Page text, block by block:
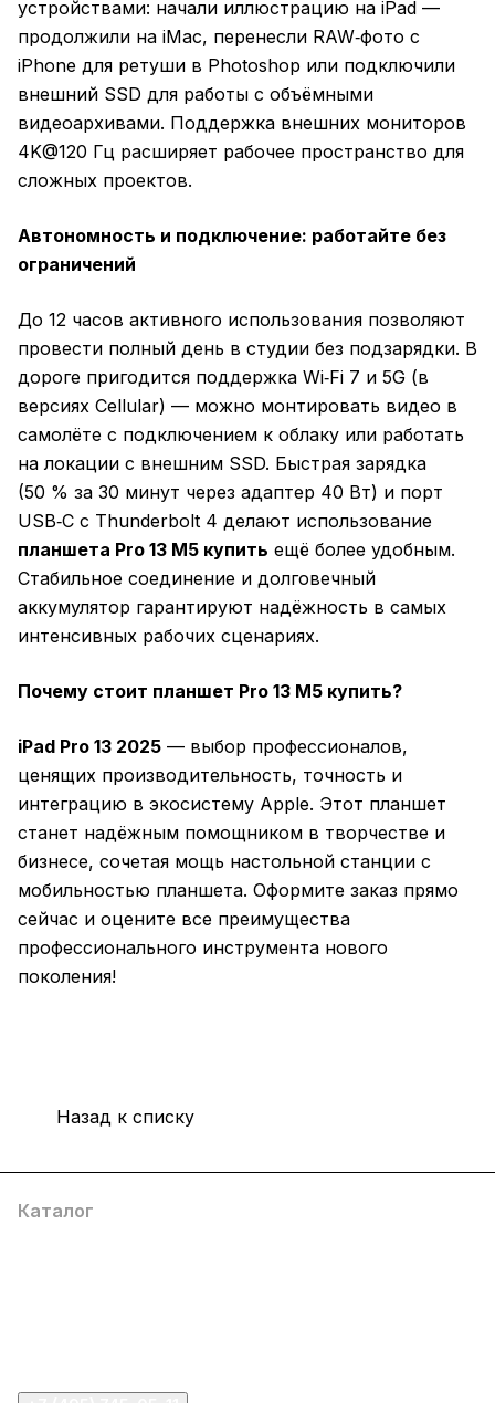
устройствами: начали иллюстрацию на iPad —
продолжили на iMac, перенесли RAW‑фото с
iPhone для ретуши в Photoshop или подключили
внешний SSD для работы с объёмными
видеоархивами. Поддержка внешних мониторов
4K@120 Гц расширяет рабочее пространство для
сложных проектов.
Автономность и подключение: работайте без
ограничений
До 12 часов активного использования позволяют
провести полный день в студии без подзарядки. В
дороге пригодится поддержка Wi‑Fi 7 и 5G (в
версиях Cellular) — можно монтировать видео в
самолёте с подключением к облаку или работать
на локации с внешним SSD. Быстрая зарядка
(50 % за 30 минут через адаптер 40 Вт) и порт
USB‑C с Thunderbolt 4 делают использование
планшета Pro 13 M5 купить ещё более удобным.
Стабильное соединение и долговечный
аккумулятор гарантируют надёжность в самых
интенсивных рабочих сценариях.
Почему стоит планшет Pro 13 M5 купить?
iPad Pro 13 2025 — выбор профессионалов,
ценящих производительность, точность и
интеграцию в экосистему Apple. Этот планшет
станет надёжным помощником в творчестве и
бизнесе, сочетая мощь настольной станции с
мобильностью планшета. Оформите заказ прямо
сейчас и оцените все преимущества
профессионального инструмента нового
поколения!
Назад к списку
Каталог